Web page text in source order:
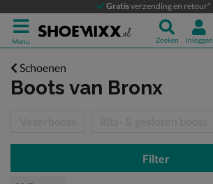
Gratisverzending en retour*
Menu Zoeken Inloggen
Schoenen
Boots van Bronx
Filter